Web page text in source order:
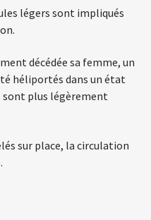
80 légers sont impliqués
décédée sa femme, un
héliportés dans un état
sont plus légèrement
sur place, la circulation